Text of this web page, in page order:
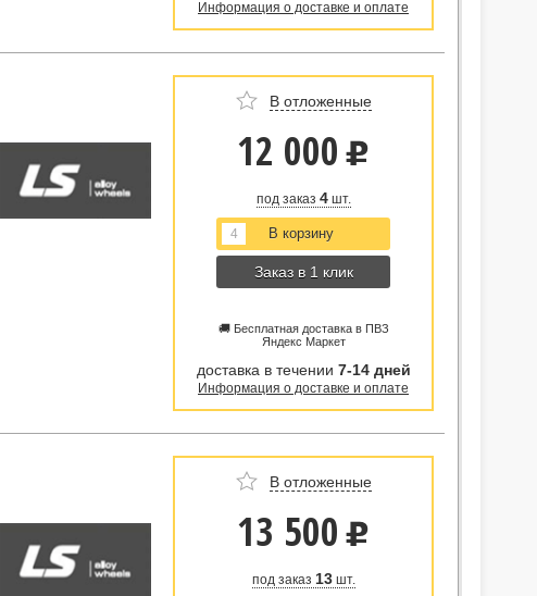
Информация о доставке и оплате
В отложенные
12 000 u
под заказ 4шт.
Заказ в 1 клик
🚚 Бесплатная доставка в ПВЗ
Яндекс Маркет
доставка в течении 7-14 дней
Информация о доставке и оплате
В отложенные
13 500 u
под заказ 13шт.